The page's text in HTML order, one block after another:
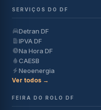
SERVIÇOS DO DF
Detran DF
IPVA DF
Na Hora DF
CAESB
Neoenergia
Ver todos →
FEIRA DO ROLO DF